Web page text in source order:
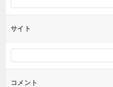
サイト
コメント